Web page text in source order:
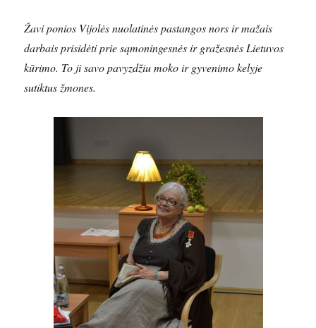
Žavi ponios Vijolės nuolatinės pastangos nors ir mažais
darbais prisidėti prie sąmoningesnės ir gražesnės Lietuvos
kūrimo. To ji savo pavyzdžiu moko ir gyvenimo kelyje
sutiktus žmones.